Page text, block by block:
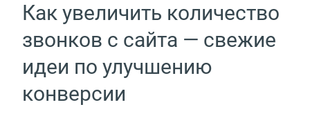
Как увеличить количество
звонков с сайта — свежие
идеи по улучшению
конверсии